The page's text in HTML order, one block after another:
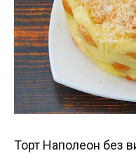
Торт Наполеон без